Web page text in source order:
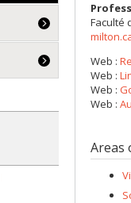
Faculté
Web :
Web :
Web :
Web :
Areas